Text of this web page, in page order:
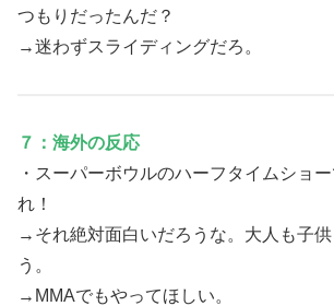
つもりだったんだ？
→迷わずスライディングだろ。
７：海外の反応
・スーパーボウルのハーフタイムショ
れ！
→それ絶対面白いだろうな。大人も子
う。
→MMAでもやってほしい。